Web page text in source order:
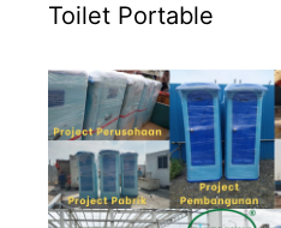
Toilet Portable